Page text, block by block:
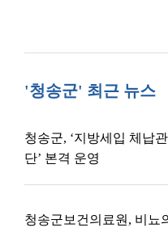
'청송군' 최근 뉴스
청송군, ‘지방세입 체납관
단’ 본격 운영
청송군보건의료원, 비뇨